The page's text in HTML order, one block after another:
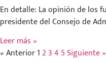
En detalle: La opinión de los
presidente del Consejo de
Leer más »
« Anterior1234 5Siguiente »